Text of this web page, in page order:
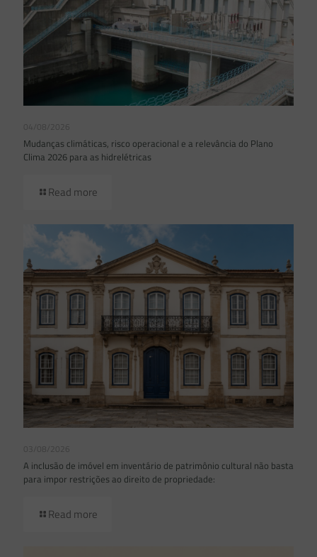
04/08/2026
Mudanças climáticas, risco operacional e a relevância do Plano
Clima 2026 para as hidrelétricas
Read more
03/08/2026
A inclusão de imóvel em inventário de patrimônio cultural não basta
para impor restrições ao direito de propriedade:
Read more